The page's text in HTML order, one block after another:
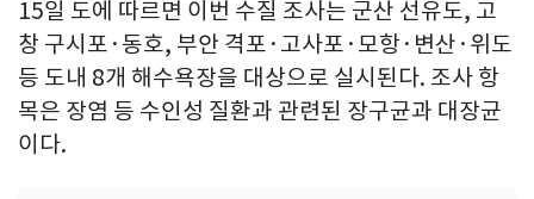
15일 도에 따르면 이번 수질 조사는 군산 선유도, 고
창 구시포·동호, 부안 격포·고사포·모항·변산·위도
등 도내 8개 해수욕장을 대상으로 실시된다. 조사 항
목은 장염 등 수인성 질환과 관련된 장구균과 대장균
이다.